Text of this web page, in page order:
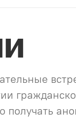
получать